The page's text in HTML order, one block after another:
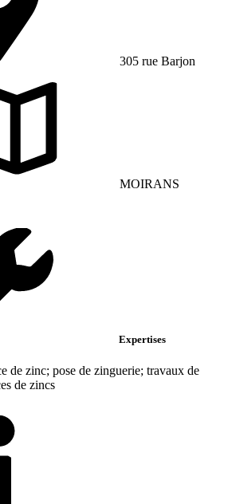
305 rue Barjon
MOIRANS
Expertises
de zinc; pose de zinguerie; travaux de
de zincs